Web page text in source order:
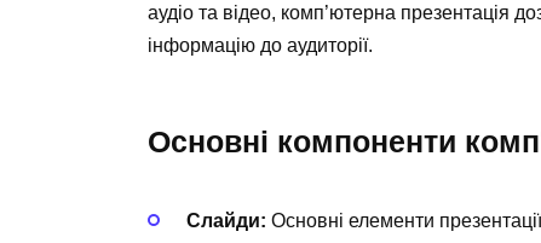
аудіо та відео, комп’ютерна презентація
інформацію до аудиторії.
Основні компоненти
Слайди: Основні елементи